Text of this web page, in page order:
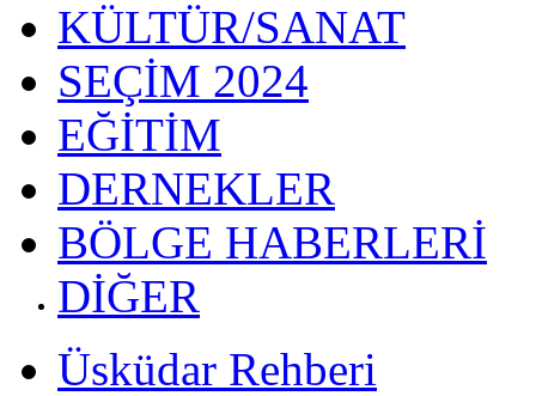
KÜLTÜR/SANAT
SEÇİM 2024
EĞİTİM
DERNEKLER
BÖLGE HABERLERİ
DİĞER
Üsküdar Rehberi